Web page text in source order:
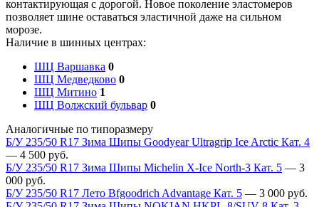
контактирующая с дорогой. Новое поколение эластомеров
позволяет шине оставаться эластичной даже на сильном
морозе.
Наличие в шинных центрах:
ШЦ Варшавка 0
ШЦ Медведково 0
ШЦ Митино 1
ШЦ Волжский бульвар 0
Аналогичные по типоразмеру
Б/У 235/50 R17 Зима Шипы Goodyear Ultragrip Ice Arctic Кат. 4
— 4 500 руб.
Б/У 235/50 R17 Зима Шипы Michelin X-Ice North-3 Кат. 5 — 3
000 руб.
Б/У 235/50 R17 Лето Bfgoodrich Advantage Кат. 5 — 3 000 руб.